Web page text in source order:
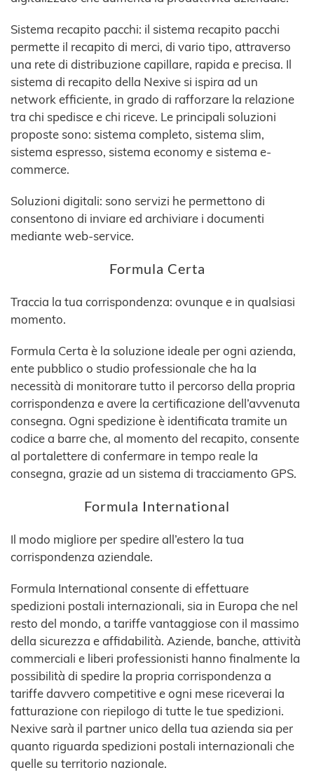
Sistema recapito pacchi: il sistema recapito pacchi
permette il recapito di merci, di vario tipo, attraverso
una rete di distribuzione capillare, rapida e precisa. Il
sistema di recapito della Nexive si ispira ad un
network efficiente, in grado di rafforzare la relazione
tra chi spedisce e chi riceve. Le principali soluzioni
proposte sono: sistema completo, sistema slim,
sistema espresso, sistema economy e sistema e-
commerce.
Soluzioni digitali: sono servizi he permettono di
consentono di inviare ed archiviare i documenti
mediante web-service.
Formula Certa
Traccia la tua corrispondenza: ovunque e in qualsiasi
momento.
Formula Certa è la soluzione ideale per ogni azienda,
ente pubblico o studio professionale che ha la
necessità di monitorare tutto il percorso della propria
corrispondenza e avere la certificazione dell’avvenuta
consegna. Ogni spedizione è identificata tramite un
codice a barre che, al momento del recapito, consente
al portalettere di confermare in tempo reale la
consegna, grazie ad un sistema di tracciamento GPS.
Formula International
Il modo migliore per spedire all’estero la tua
corrispondenza aziendale.
Formula International consente di effettuare
spedizioni postali internazionali, sia in Europa che nel
resto del mondo, a tariffe vantaggiose con il massimo
della sicurezza e affidabilità. Aziende, banche, attività
commerciali e liberi professionisti hanno finalmente la
possibilità di spedire la propria corrispondenza a
tariffe davvero competitive e ogni mese riceverai la
fatturazione con riepilogo di tutte le tue spedizioni.
Nexive sarà il partner unico della tua azienda sia per
quanto riguarda spedizioni postali internazionali che
quelle su territorio nazionale.